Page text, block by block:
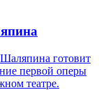
готовит
первой оперы
театре.